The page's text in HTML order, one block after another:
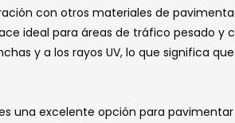
con otros materiales de
ideal para áreas de tráfico pesado y
y a los rayos UV, lo que significa
una excelente opción para pavimentar